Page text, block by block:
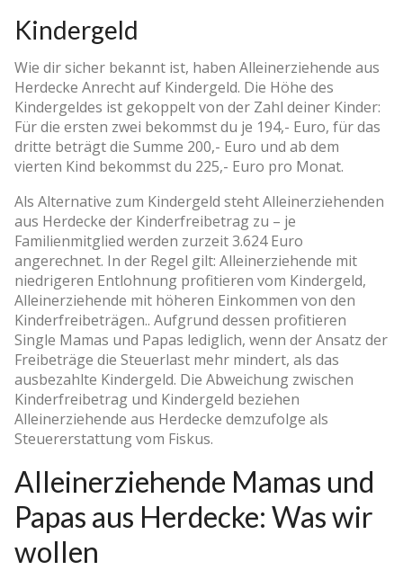
Kindergeld
Wie dir sicher bekannt ist, haben Alleinerziehende aus
Herdecke Anrecht auf Kindergeld. Die Höhe des
Kindergeldes ist gekoppelt von der Zahl deiner Kinder:
Für die ersten zwei bekommst du je 194,- Euro, für das
dritte beträgt die Summe 200,- Euro und ab dem
vierten Kind bekommst du 225,- Euro pro Monat.
Als Alternative zum Kindergeld steht Alleinerziehenden
aus Herdecke der Kinderfreibetrag zu – je
Familienmitglied werden zurzeit 3.624 Euro
angerechnet. In der Regel gilt: Alleinerziehende mit
niedrigeren Entlohnung profitieren vom Kindergeld,
Alleinerziehende mit höheren Einkommen von den
Kinderfreibeträgen.. Aufgrund dessen profitieren
Single Mamas und Papas lediglich, wenn der Ansatz der
Freibeträge die Steuerlast mehr mindert, als das
ausbezahlte Kindergeld. Die Abweichung zwischen
Kinderfreibetrag und Kindergeld beziehen
Alleinerziehende aus Herdecke demzufolge als
Steuererstattung vom Fiskus.
Alleinerziehende Mamas und
Papas aus Herdecke: Was wir
wollen